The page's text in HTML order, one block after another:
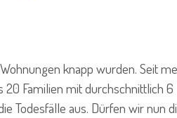
knapp wurden. Seit
20 Familien mit durchschnittlich
Todesfälle aus. Dürfen wir nun